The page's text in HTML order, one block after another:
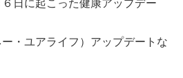
日に起こった健康アップデー
・ユアライフ）アップデートな